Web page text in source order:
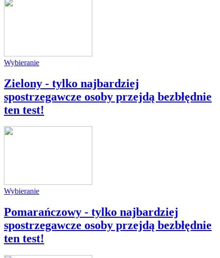
Wybieranie
Zielony - tylko najbardziej
spostrzegawcze osoby przejdą bezbłędnie
ten test!
Wybieranie
Pomarańczowy - tylko najbardziej
spostrzegawcze osoby przejdą bezbłędnie
ten test!